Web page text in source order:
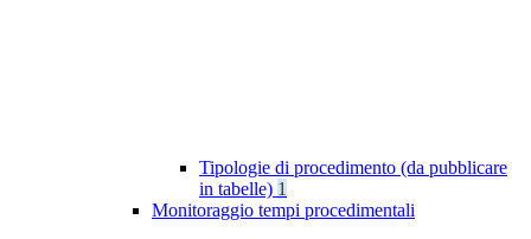
Tipologie di procedimento (da pubblicare
in tabelle) 1
Monitoraggio tempi procedimentali